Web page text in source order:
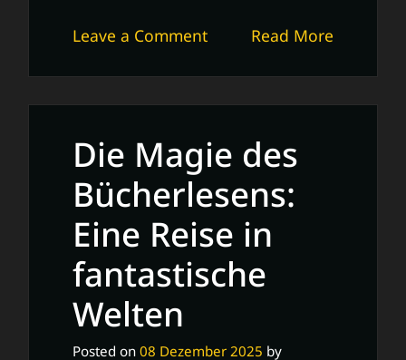
Read More
Leave a Commenton
und
Tricks
Schreiben
fesselnden
Biografie
Die Magie des
Bücherlesens:
Eine Reise in
fantastische
Welten
Posted on 08 Dezember 2025 by